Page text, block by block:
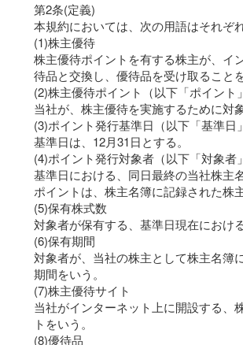
第2条(定義)
本規約においては、次の用語はそれぞ
(1)株主優待
株主優待ポイントを有する株主が、イ
待品と交換し、優待品を受け取ることを
(2)株主優待ポイント（以下「ポイント
当社が、株主優待を実施するために対
(3)ポイント発行基準日（以下「基準日
基準日は、12月31日とする。
(4)ポイント発行対象者（以下「対象者
基準日における、同日最終の当社株主
ポイントは、株主名簿に記録された株
(5)保有株式数
対象者が保有する、基準日現在におけ
(6)保有期間
対象者が、当社の株主として株主名簿
期間をいう。
(7)株主優待サイト
当社がインターネット上に開設する、
トをいう。
(8)優待品